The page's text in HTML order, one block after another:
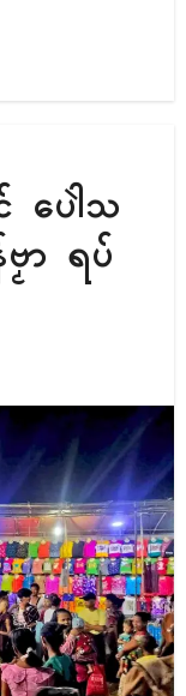
ပေါဲသ
ာ ရပ်